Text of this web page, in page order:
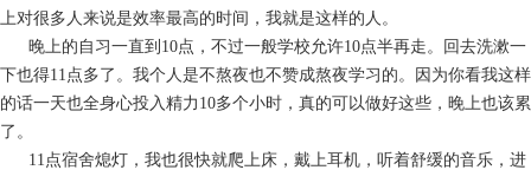
上对很多人来说是效率最高的时间，我就是这样的人。
晚上的自习一直到10点，不过一般学校允许10点半再走。回去洗漱一
下也得11点多了。我个人是不熬夜也不赞成熬夜学习的。因为你看我这样
的话一天也全身心投入精力10多个小时，真的可以做好这些，晚上也该累
了。
11点宿舍熄灯，我也很快就爬上床，戴上耳机，听着舒缓的音乐，进